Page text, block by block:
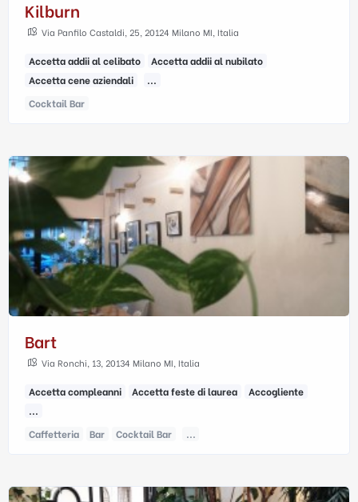
Kilburn
Via Panfilo Castaldi, 25, 20124 Milano MI, Italia
Accetta addii al celibato
Accetta addii al nubilato
Accetta cene aziendali
...
Cocktail Bar
Bart
Via Ronchi, 13, 20134 Milano MI, Italia
Accetta compleanni Accetta feste di laurea
Accogliente
...
Caffetteria
Bar Cocktail Bar ...